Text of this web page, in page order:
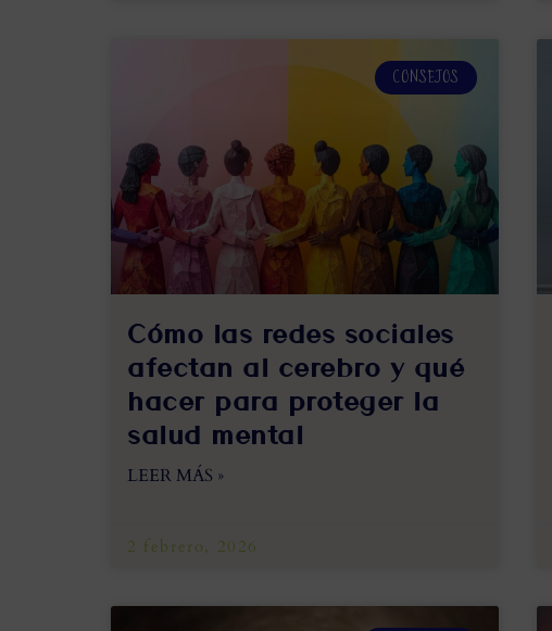
CONSEJOS
Cómo las redes sociales
afectan al cerebro y qué
hacer para proteger la
salud mental
LEER MÁS »
2 febrero, 2026